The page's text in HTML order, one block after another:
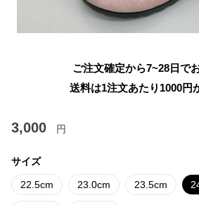
ご注文確定から7~28日で
送料は1注文あたり 1000円
3,000 円
サイズ
22.5cm 23.0cm 23.5cm